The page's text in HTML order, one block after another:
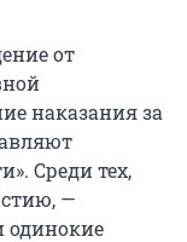
от
наказания за
Среди тех,
—
одинокие